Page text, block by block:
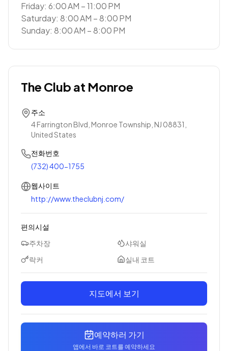
Friday: 6:00 AM – 11:00 PM
Saturday: 8:00 AM – 8:00 PM
Sunday: 8:00 AM – 8:00 PM
The Club at Monroe
주소
4 Farrington Blvd, Monroe Township, NJ 08831,
United States
전화번호
(732) 400-1755
웹사이트
http://www.theclubnj.com/
편의시설
주차장
샤워실
락커
실내 코트
지도에서 보기
예약하러 가기
앱에서 바로 코트를 예약하세요